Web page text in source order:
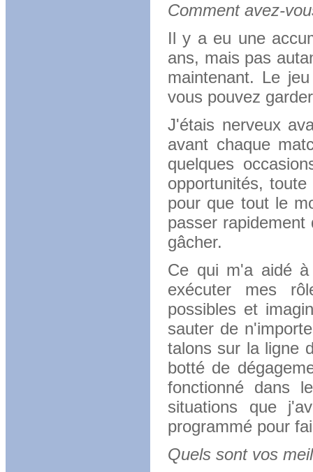
Comment avez-
Il y a eu une
ans, mais pas
maintenant. Le
vous pouvez
J'étais nerveux
avant chaque
quelques
opportunités,
pour que tout le
passer
gâcher.
Ce qui m'a aidé
exécuter mes
possibles et
sauter de
talons sur la ligne
botté de
fonctionné dans
situations que
programmé pour
Quels sont vos